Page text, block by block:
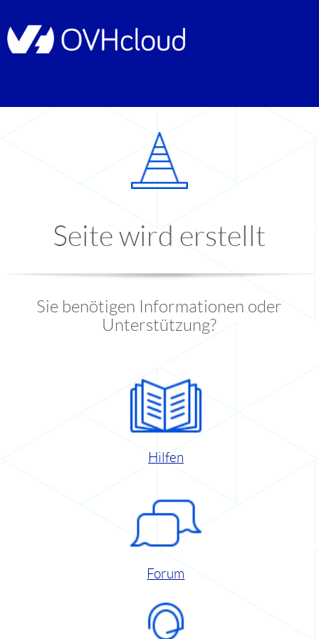
Seite wird erstellt
Sie benötigen Informationen oder
Unterstützung?
Hilfen
Forum